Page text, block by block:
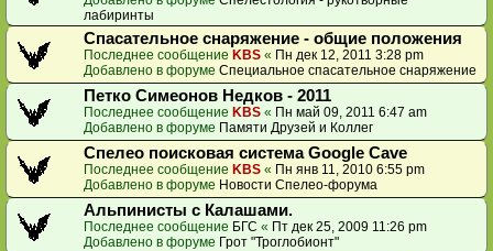
лабиринты
Спасательное снаряжение - общие положения
Последнее сообщение KBS « Пн дек 12, 2011 3:28 pm
Добавлено в форуме Специальное спасательное снаряжение
Петко Симеонов Недков - 2011
Последнее сообщение KBS « Пн май 09, 2011 6:47 am
Добавлено в форуме Памяти Друзей и Коллег
Спелео поисковая система Google Cave
Последнее сообщение KBS « Пн янв 11, 2010 6:55 pm
Добавлено в форуме Новости Спелео-форума
Альпинисты с Калашами.
Последнее сообщение БГС « Пт дек 25, 2009 11:26 pm
Добавлено в форуме Грот "Троглобионт"